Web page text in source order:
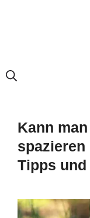
Kann
spazieren
Tipps